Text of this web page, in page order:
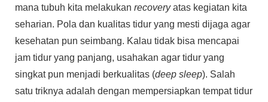
mana tubuh kita melakukan recoveryatas kegiatan kita
seharian. Pola dan kualitas tidur yang mesti dijaga agar
kesehatan pun seimbang. Kalau tidak bisa mencapai
jam tidur yang panjang, usahakan agar tidur yang
singkat pun menjadi berkualitas (deep sleep). Salah
satu triknya adalah dengan mempersiapkan tempat tidur